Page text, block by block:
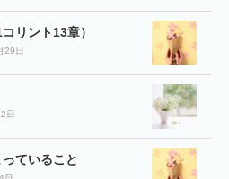
リント13章）
29日
日
ていること